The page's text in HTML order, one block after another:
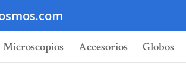
Microscopios Accesorios Globos